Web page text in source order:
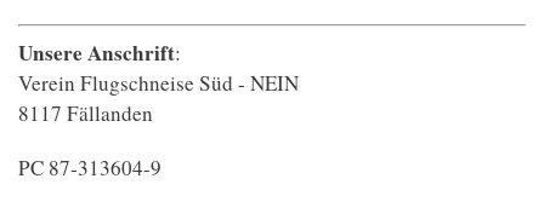
Unsere Anschrift:
Verein Flugschneise Süd - NEIN
8117 Fällanden
PC 87-313604-9